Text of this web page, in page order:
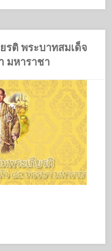
รติ พระบาทสมเด็จ
มหาราชา